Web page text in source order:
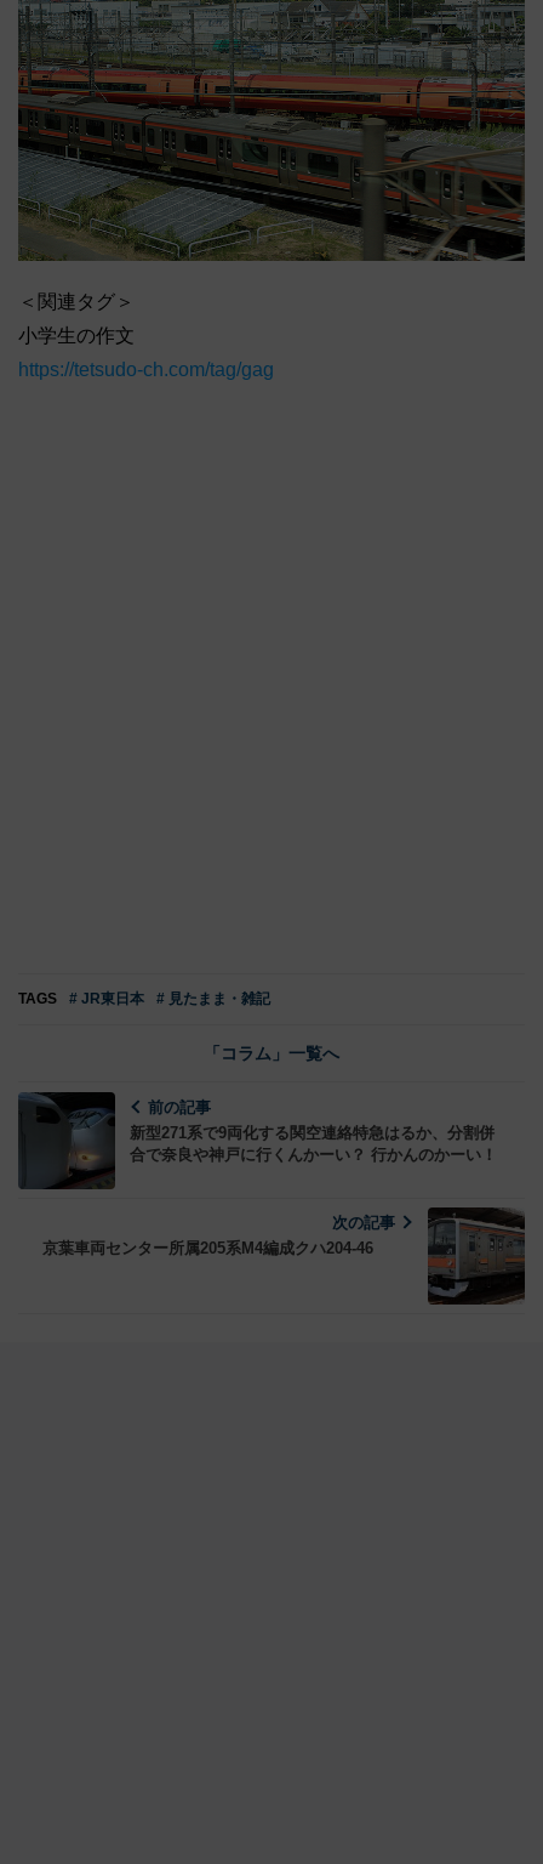
＜関連タグ＞
小学生の作文
https://tetsudo-ch.com/tag/gag
TAGS # JR東日本 # 見たまま・雑記
「コラム」一覧へ
前の記事
新型271系で9両化する関空連絡特急はるか、分割併
合で奈良や神戸に行くんかーい？ 行かんのかーい！
次の記事
京葉車両センター所属205系M4編成クハ204-46